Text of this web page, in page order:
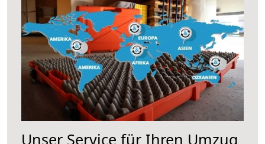
Unser Service für Ihren Umzug